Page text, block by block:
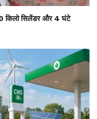
किलो सिलेंडर और 4 घंटे